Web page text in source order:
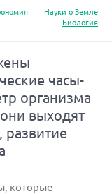
Науки о Земле
Биология
часы-
организма
выходят
развитие
которые